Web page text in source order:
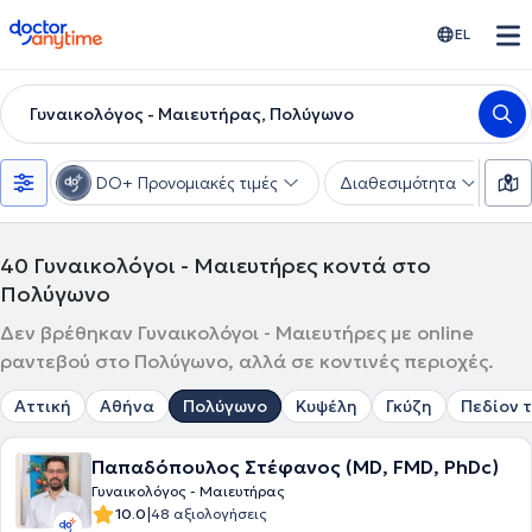
doctoranytime EL
Γυναικολόγος - Μαιευτήρας, Πολύγωνο
DO+ Προνομιακές τιμές Διαθεσιμότητα
40 Γυναικολόγοι - Μαιευτήρες κοντά στο
Πολύγωνο
Δεν βρέθηκαν Γυναικολόγοι - Μαιευτήρες με online
ραντεβού στο Πολύγωνο, αλλά σε κοντινές περιοχές.
Αττική Αθήνα Πολύγωνο Κυψέλη Γκύζη Πεδίον
Παπαδόπουλος Στέφανος (MD, FMD, PhDc)
Γυναικολόγος - Μαιευτήρας
10.0|48 αξιολογήσεις